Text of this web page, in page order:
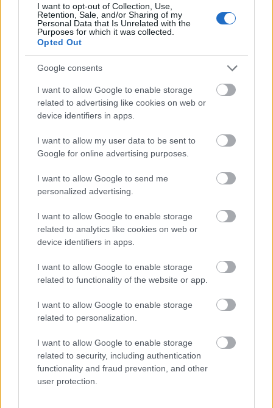
I want to opt-out of Collection, Use,
Retention, Sale, and/or Sharing of my
Personal Data that Is Unrelated with the
Purposes for which it was collected.
Opted Out
Google consents
I want to allow Google to enable storage
related to advertising like cookies on web or
device identifiers in apps.
I want to allow my user data to be sent to
Google for online advertising purposes.
I want to allow Google to send me
personalized advertising.
I want to allow Google to enable storage
related to analytics like cookies on web or
device identifiers in apps.
I want to allow Google to enable storage
related to functionality of the website or app.
I want to allow Google to enable storage
related to personalization.
I want to allow Google to enable storage
related to security, including authentication
functionality and fraud prevention, and other
user protection.
Országos hírek
Az eseményt hetedik éve rendezik meg, már több mint 80
partnerszervezet közreműködésével.
Light Friday Somogyban